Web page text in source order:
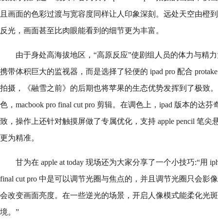
且画面的色彩过渡与宽容度同样让人印象深刻。远处天空由橙
反光，画面甚至比肉眼能看到的细节更为丰富。
由于身处高海拔地区，“高原反应”使剧组人员的体力与精
携带体积巨大的监视器，而是选择了轻便的 ipad pro 配合
拍摄，《融雪之前》的后期也将苹果的生态优势发挥到了极致
色，macbook pro final cut pro 剪辑。在调色上，ipad 版本的达芬
致，操作上还针对触摸屏做了专属优化，支持 apple pencil 笔尖
更为精准。
甘为在 apple at today 现场还为大家分享了一个小技巧:“用
final cut pro 中是可以调节光圈与焦点的，并且调节光圈只会影
会改变画面亮度。在一些逆光的场景，开启人像模式能柔化光
境。”